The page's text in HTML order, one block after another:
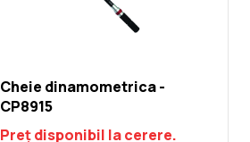
Cheie dinamometrica -
CP8915
Preț disponibil la cerere.